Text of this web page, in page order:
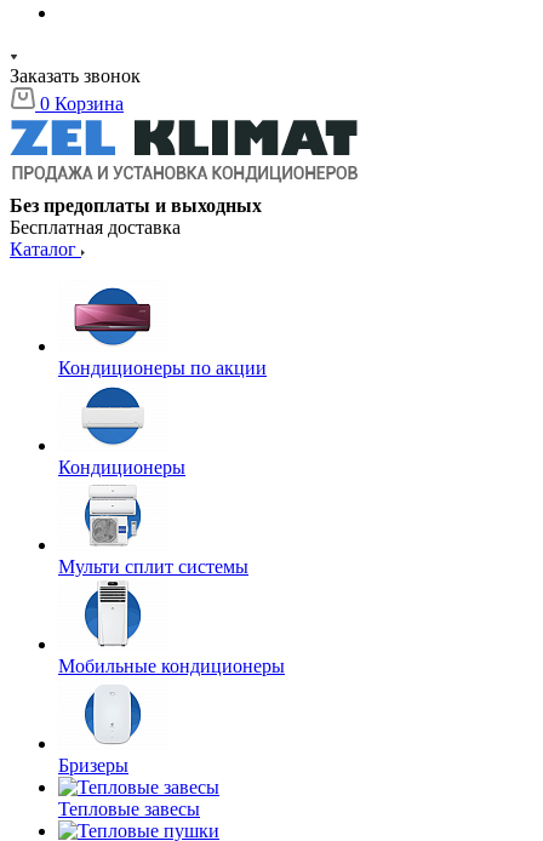
Заказать звонок
0 Корзина
Без предоплаты и выходных
Бесплатная доставка
Каталог
Кондиционеры по акции
Кондиционеры
Мульти сплит системы
Мобильные кондиционеры
Бризеры
Тепловые завесы